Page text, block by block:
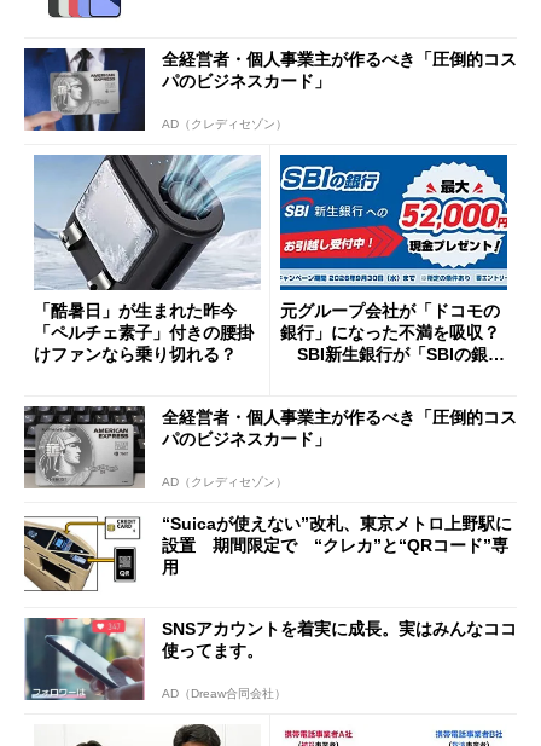
全経営者・個人事業主が作るべき「圧倒的コス
パのビジネスカード」
AD（クレディセゾン）
「酷暑日」が生まれた昨今
「ペルチェ素子」付きの腰掛
けファンなら乗り切れる？
元グループ会社が「ドコモの
銀行」になった不満を吸収？
SBI新生銀行が「SBIの銀
開催
全経営者・個人事業主が作るべき「圧倒的コス
パのビジネスカード」
AD（クレディセゾン）
“Suicaが使えない”改札、東京メトロ上野駅に
設置 期間限定で “クレカ”と“QRコード”専
用
SNSアカウントを着実に成長。実はみんなココ
使ってます。
AD（Dreaw合同会社）